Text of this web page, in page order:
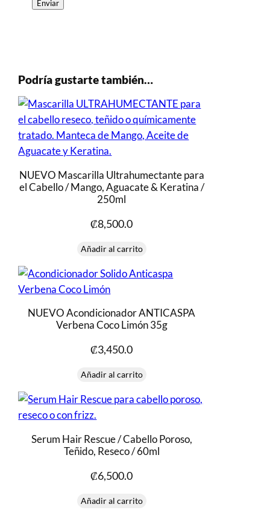
Podría gustarte también…
NUEVO Mascarilla Ultrahumectante para
el Cabello / Mango, Aguacate & Keratina /
250ml
₡8,500.0
Añadir al carrito
NUEVO Acondicionador ANTICASPA
Verbena Coco Limón 35g
₡3,450.0
Añadir al carrito
Serum Hair Rescue / Cabello Poroso,
Teñido, Reseco / 60ml
₡6,500.0
Añadir al carrito